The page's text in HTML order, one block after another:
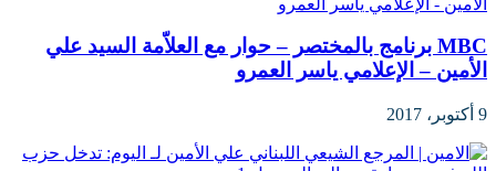
MBC برنامج بالمختصر – حوار مع العلاّمة السيد علي
الأمين – الإعلامي ياسر العمرو
9 أكتوبر، 2017